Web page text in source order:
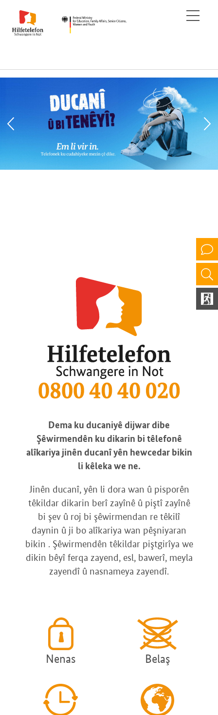
Dema ku ducaniyê dijwar dibe
Şêwirmendên ku dikarin bi têlefonê
alîkariya jinên ducanî yên hewcedar bikin
li kêleka we ne.
Jinên ducanî, yên li dora wan û pisporên
têkildar dikarin berî zayînê û piştî zayînê
bi şev û roj bi şêwirmendan re têkilî
daynin û ji bo alîkariya wan pêşniyaran
bikin . Şêwirmendên têkildar piştgirîya we
dikin bêyî ferqa zayend, esl, bawerî, meyla
zayendî û nasnameya zayendî.
Nenas Belaş